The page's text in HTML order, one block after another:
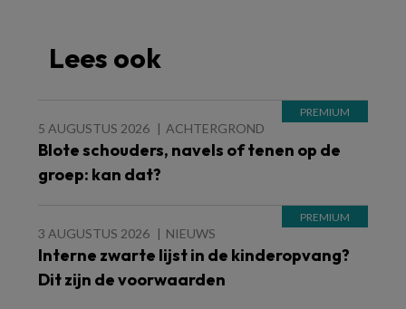
Lees ook
5 AUGUSTUS 2026 ACHTERGROND
Blote schouders, navels of tenen op de
groep: kan dat?
3 AUGUSTUS 2026 NIEUWS
Interne zwarte lijst in de kinderopvang?
Dit zijn de voorwaarden